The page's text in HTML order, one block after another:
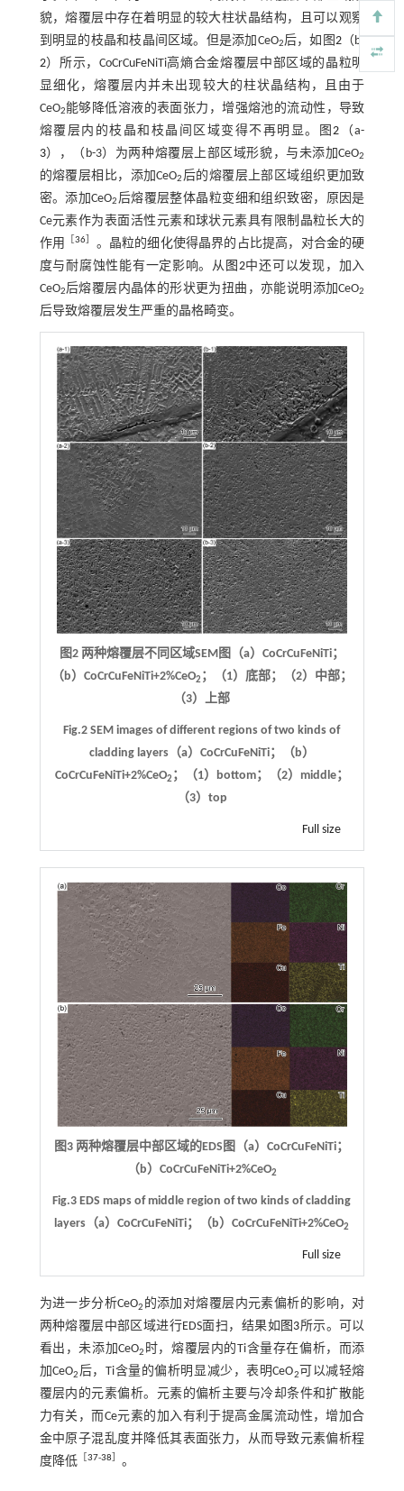
貌，熔覆层中存在着明显的较大柱状晶结构，且可以观察
到明显的枝晶和枝晶间区域。但是添加CeO2后，如图2（b-
2）所示，CoCrCuFeNiTi高熵合金熔覆层中部区域的晶粒明
显细化，熔覆层内并未出现较大的柱状晶结构，且由于
CeO2能够降低溶液的表面张力，增强熔池的流动性，导致
熔覆层内的枝晶和枝晶间区域变得不再明显。图2 （a-
3），（b-3）为两种熔覆层上部区域形貌，与未添加CeO2
的熔覆层相比，添加CeO2 后的熔覆层上部区域组织更加致
密。添加CeO2 后熔覆层整体晶粒变细和组织致密，原因是
Ce元素作为表面活性元素和球状元素具有限制晶粒长大的
作用
［36
。晶粒的细化使得晶界的占比提高，对合金的硬
度与耐腐蚀性能有一定影响。从 图2中还可以发现，加入
CeO2后熔覆层内晶体的形状更为扭曲，亦能说明添加CeO2
后导致熔覆层发生严重的晶格畸变。
图2 两种熔覆层不同区域SEM图（a）CoCrCuFeNiTi；
（b）CoCrCuFeNiTi+2%CeO2；（1）底部；（2）中部；
（3）上部
Fig.2 SEM images of different regions of two kinds of
cladding layers（a）CoCrCuFeNiTi；（b）
CoCrCuFeNiTi+2%CeO2；（1）bottom；（2）middle；
（3）top
Full size
图3 两种熔覆层中部区域的EDS图（a）CoCrCuFeNiTi；
（b）CoCrCuFeNiTi+2%CeO2
Fig.3 EDS maps of middle region of two kinds of cladding
layers（a）CoCrCuFeNiTi；（b）CoCrCuFeNiTi+2%CeO2
Full size
为进一步分析CeO2 的添加对熔覆层内元素偏析的影响，对
两种熔覆层中部区域进行EDS面扫，结果如 图3所示。可以
看出，未添加CeO2 时，熔覆层内的Ti含量存在偏析，而添
加CeO2后，Ti含量的偏析明显减少，表明CeO2 可以减轻熔
覆层内的元素偏析。元素的偏析主要与冷却条件和扩散能
力有关，而Ce元素的加入有利于提高金属流动性，增加合
金中原子混乱度并降低其表面张力，从而导致元素偏析程
度降低［ 37-38 。